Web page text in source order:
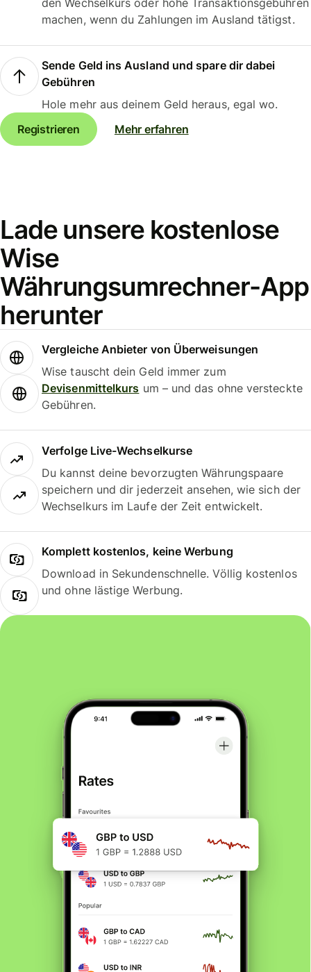
den Wechselkurs oder hohe Transaktionsgebühren
machen, wenn du Zahlungen im Ausland tätigst.
Sende Geld ins Ausland und spare dir dabei
Gebühren
Hole mehr aus deinem Geld heraus, egal wo.
Registrieren
Mehr erfahren
Lade unsere kostenlose
Wise
Währungsumrechner-App
herunter
Vergleiche Anbieter von Überweisungen
Wise tauscht dein Geld immer zum
Devisenmittelkurs um – und das ohne versteckte
Gebühren.
Verfolge Live-Wechselkurse
Du kannst deine bevorzugten Währungspaare
speichern und dir jederzeit ansehen, wie sich der
Wechselkurs im Laufe der Zeit entwickelt.
Komplett kostenlos, keine Werbung
Download in Sekundenschnelle. Völlig kostenlos
und ohne lästige Werbung.